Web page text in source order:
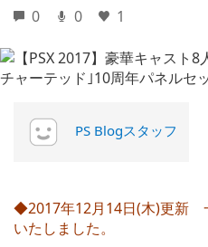
0 0 1
PS Blogスタッフ
◆2017年12月14日(木)更新
いたしました。